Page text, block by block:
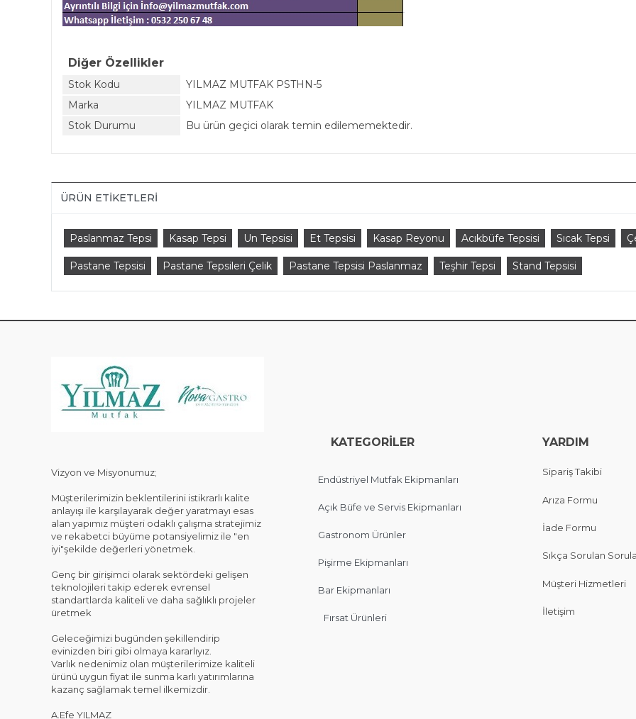
Diğer Özellikler
Stok Kodu
YILMAZ MUTFAK PSTHN-5
Marka
YILMAZ MUTFAK
Stok Durumu
Bu ürün geçici olarak temin edilememektedir.
ÜRÜN ETIKETLERI
Paslanmaz Tepsi Kasap Tepsi Un Tepsisi Et Tepsisi Kasap Reyonu Acıkbüfe Tepsisi Sıcak Tepsi
Pastane Tepsisi Pastane Tepsileri Çelik Pastane Tepsisi Paslanmaz Teşhir Tepsi Stand Tepsisi
Vizyon ve Misyonumuz;
Müşterilerimizin beklentilerini istikrarlı kalite
anlayışı ile karşılayarak değer yaratmayı esas
alan yapımız müşteri odaklı çalışma stratejimiz
ve rekabetci büyüme potansiyelimiz ile "en
iyi"şekilde değerleri yönetmek.
Genç bir girişimci olarak sektördeki gelişen
teknolojileri takip ederek evrensel
standartlarda kaliteli ve daha sağlıklı projeler
üretmek
Geleceğimizi bugünden şekillendirip
evinizden biri gibi olmaya kararlıyız.
Varlık nedenimiz olan müşterilerimize kaliteli
ürünü uygun fiyat ile sunma karlı yatırımlarına
kazanç sağlamak temel ilkemizdir.
A.Efe YILMAZ
KATEGORİLER
Endüstriyel Mutfak Ekipmanları
Açık Büfe ve Servis Ekipmanları
Gastronom Ürünler
Pişirme Ekipmanları
Bar Ekipmanları
Fırsat Ürünleri
YARDIM
Sipariş Takibi
Arıza Formu
İade Formu
Sıkça Sorulan
Müşteri Hizmetleri
İletişim